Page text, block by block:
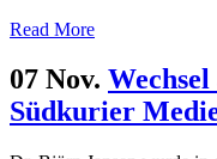
Read More
07 Nov.
Südkurier